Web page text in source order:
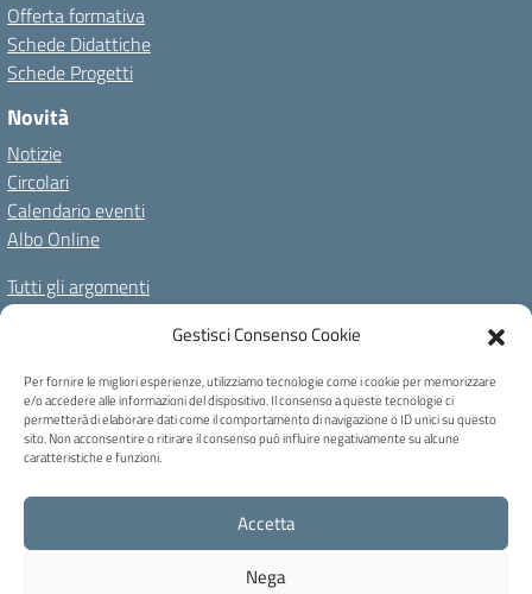
Gestisci Consenso Cookie
Per fornire le migliori esperienze, utilizziamo tecnologie come i cookie per memorizzare
e/o accedere alle informazioni del dispositivo. Il consenso a queste tecnologie ci
permetterà di elaborare dati come il comportamento di navigazione o ID unici su questo
sito. Non acconsentire o ritirare il consenso può influire negativamente su alcune
caratteristiche e funzioni.
Accetta
Nega
Offerta formativa
Schede Didattiche
Schede Progetti
Novità
Notizie
Circolari
Calendario eventi
Albo Online
Tutti gli argomenti
Il nostro territorio
Amministrazione TrasparenteAlbo OnlinePrivacy Policy
Dichiarazione di accessibilitàNote legaliCookie Policy
C.F. 80004740256 - Codice univoco ufficio: UFB6QF - Via Carducci, 6 -
Caprile di Alleghe (BL) - Tel 0437 721159 - blic82700b@pec.istruzione.it -
blic82700b@istruzione.it